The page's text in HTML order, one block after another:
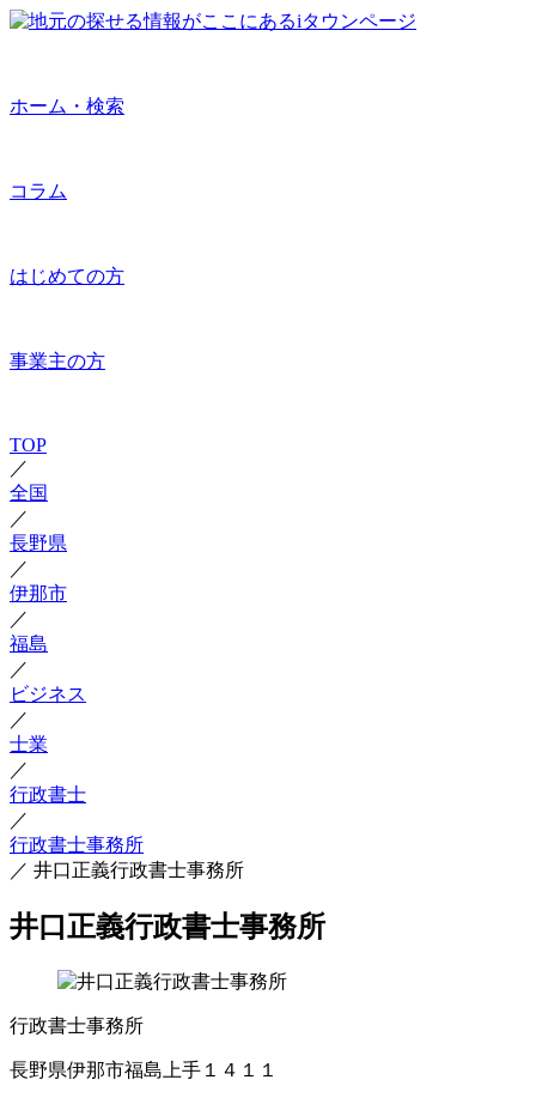
ホーム・検索
コラム
はじめての方
事業主の方
TOP
／
全国
／
長野県
／
伊那市
／
福島
／
ビジネス
／
士業
／
行政書士
／
行政書士事務所
／ 井口正義行政書士事務所
井口正義行政書士事務所
行政書士事務所
長野県伊那市福島上手１４１１